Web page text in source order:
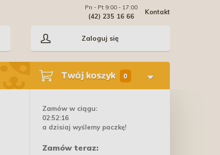
Kontakt
Pn - Pt 9:00 - 17:00
(42) 235 16 66
Zaloguj się
Twój koszyk 0
Zamów w ciągu:
02:52:15
a dzisiaj wyślemy paczkę!
Zamów teraz: